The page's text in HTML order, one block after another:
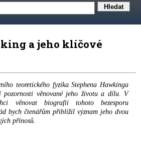
a jeho klíčové
teoretického fyzika Stephena Hawkinga
pozornosti věnované jeho životu a dílu. V
věnovat biografii tohoto bezesporu
bych čtenářům přiblížil význam jeho dvou
přínosů.